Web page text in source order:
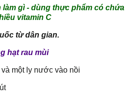
làm gì - dùng thực phẩm có chứa
vitamin C
từ dân gian.
hạt rau mùi
một ly nước vào nồi